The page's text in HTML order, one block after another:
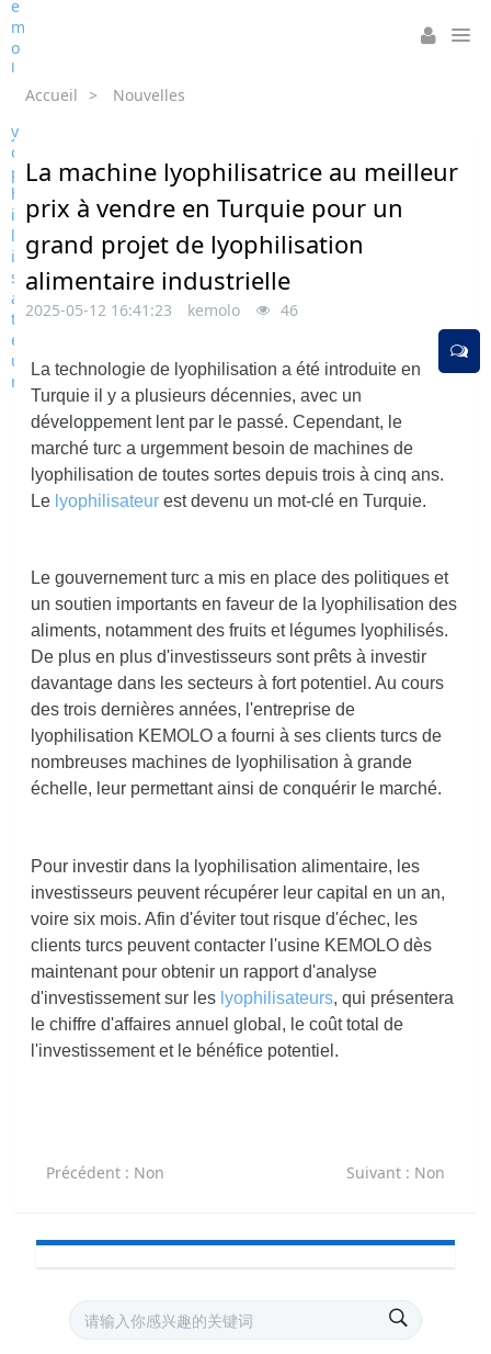
Accueil > Nouvelles
La machine lyophilisatrice au meilleur
prix à vendre en Turquie pour un
grand projet de lyophilisation
alimentaire industrielle
2025-05-12 16:41:23 kemolo 46
La technologie de lyophilisation a été introduite en
Turquie il y a plusieurs décennies, avec un
développement lent par le passé. Cependant, le
marché turc a urgemment besoin de machines de
lyophilisation de toutes sortes depuis trois à cinq ans.
Le lyophilisateur est devenu un mot-clé en Turquie.
Le gouvernement turc a mis en place des politiques et
un soutien importants en faveur de la lyophilisation des
aliments, notamment des fruits et légumes lyophilisés.
De plus en plus d'investisseurs sont prêts à investir
davantage dans les secteurs à fort potentiel. Au cours
des trois dernières années, l'entreprise de
lyophilisation KEMOLO a fourni à ses clients turcs de
nombreuses machines de lyophilisation à grande
échelle, leur permettant ainsi de conquérir le marché.
Pour investir dans la lyophilisation alimentaire, les
investisseurs peuvent récupérer leur capital en un an,
voire six mois. Afin d'éviter tout risque d'échec, les
clients turcs peuvent contacter l'usine KEMOLO dès
maintenant pour obtenir un rapport d'analyse
d'investissement sur les lyophilisateurs, qui présentera
le chiffre d'affaires annuel global, le coût total de
l'investissement et le bénéfice potentiel.
Précédent : Non Suivant : Non